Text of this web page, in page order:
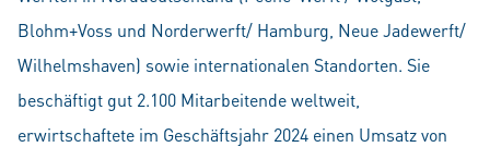
Blohm+Voss und Norderwerft/ Hamburg, Neue Jadewerft/
Wilhelmshaven) sowie internationalen Standorten. Sie
beschäftigt gut 2.100 Mitarbeitende weltweit,
erwirtschaftete im Geschäftsjahr 2024 einen Umsatz von